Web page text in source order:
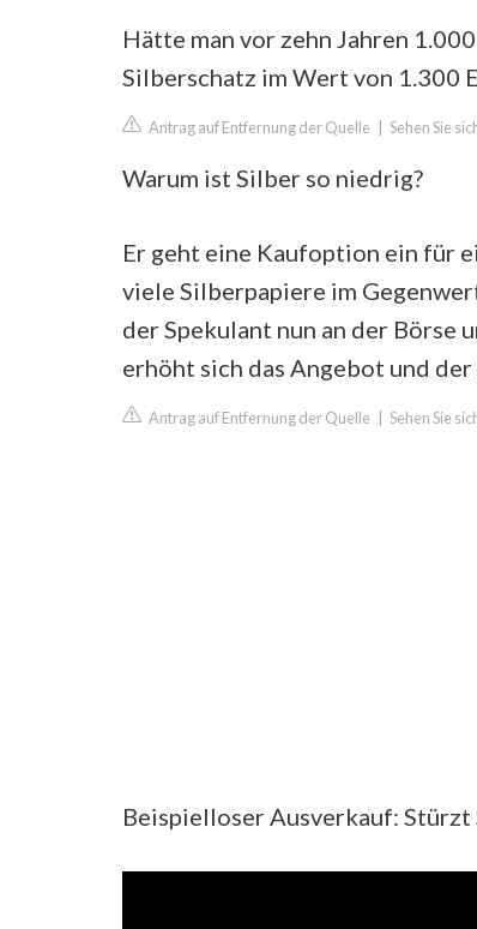
Hätte man vor zehn Jahren
Silberschatz im Wert von 1.300
Antrag auf Entfernung der Quelle Sehen Sie
Warum ist Silber so niedrig?
Er geht eine Kaufoption ein für
viele Silberpapiere im
der Spekulant nun an der Börse
erhöht sich das Angebot und
Antrag auf Entfernung der Quelle Sehen Sie
Beispielloser Ausverkauf: Stürzt